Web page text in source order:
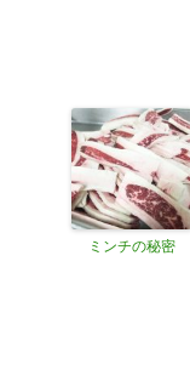
ミンチの秘密